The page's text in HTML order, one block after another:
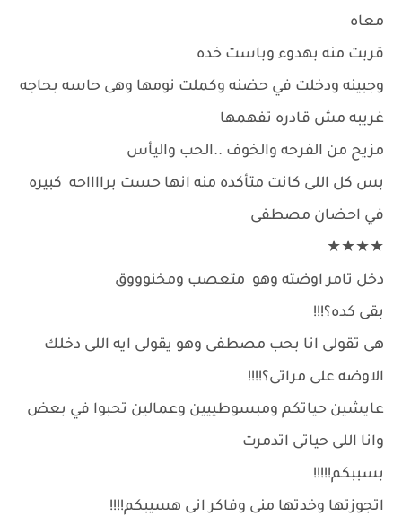
معاه
قربت منه بهدوء وباست خده
وجبينه ودخلت في حضنه وكملت نومها وهى حاسه بحاجه
غريبه مش قادره تفهمها
مزيح من الفرحه والخوف ..الحب واليأس
بس كل اللى كانت متأكده منه انها حست برااااحه كبيره
في احضان مصطفى
★★★★
دخل تامر اوضته وهو متعصب ومخنوووق
بقى كده؟!!!
هى تقولى انا بحب مصطفى وهو يقولى ايه اللى دخلك
الاوضه على مراتى؟!!!!
عايشين حياتكم ومبسوطييين وعمالين تحبوا في بعض
وانا اللى حياتى اتدمرت
بسببكم!!!!!
اتجوزتها وخدتها منى وفاكر انى هسيبكم!!!!